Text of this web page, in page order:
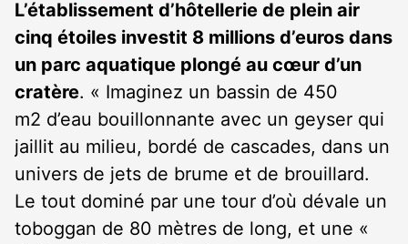
L’établissement d’hôtellerie de plein air
cinq étoiles investit 8 millions d’euros dans
un parc aquatique plongé au cœur d’un
cratère. « Imaginez un bassin de 450
m2 d’eau bouillonnante avec un geyser qui
jaillit au milieu, bordé de cascades, dans un
univers de jets de brume et de brouillard.
Le tout dominé par une tour d’où dévale un
toboggan de 80 mètres de long, et une «